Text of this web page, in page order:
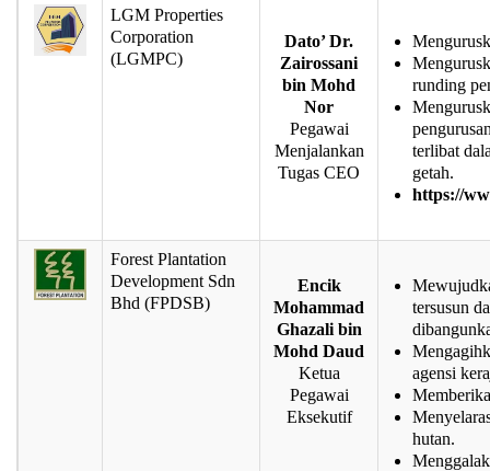
LGM Properties
Corporation
(LGMPC)
Dato’ Dr.
Zairossani
bin Mohd
Nor
Pegawai
Menjalankan
Tugas CEO
runding
terlibat
getah.
https://
Forest Plantation
Development Sdn
Bhd (FPDSB)
Encik
Mohammad
Ghazali bin
Mohd Daud
Ketua
Pegawai
Eksekutif
tersusun
agensi
hutan.